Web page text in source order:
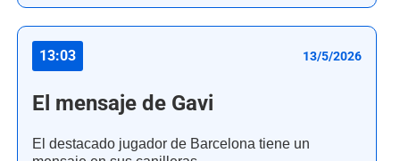
13:03 13/5/2026
El mensaje de Gavi
El destacado jugador de Barcelona tiene un